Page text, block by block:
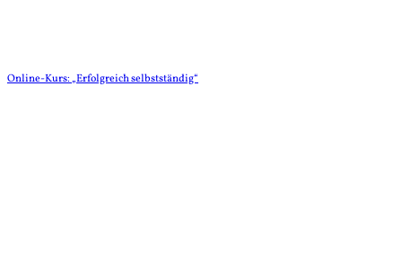
Online-Kurs: „Erfolgreich selbstständig“